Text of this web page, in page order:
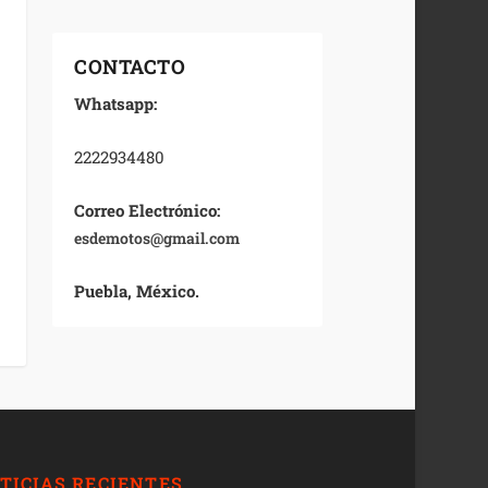
CONTACTO
Whatsapp:
2222934480
Correo Electrónico:
esdemotos@gmail.com
Puebla, México.
RECIENTES